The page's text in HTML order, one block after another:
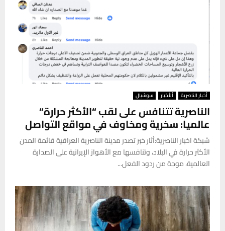
أخبار الناصرية ألأخبار سوشيال
الناصرية تتنافس على لقب “الأكثر حرارة“
عالميا: سخرية ومخاوف في مواقع التواصل
شبكة اخبار الناصرية:أثار خبر تصدر مدينة الناصرية العراقية قائمة المدن
الأكثر حرارة في البلاد، وتنافسها مع الأهواز الإيرانية على الصدارة
العالمية، موجة من ردود الفعل...